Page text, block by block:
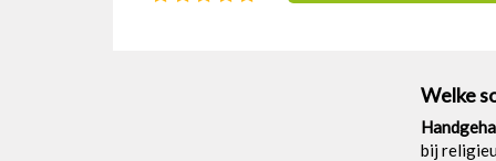
Welke
bij